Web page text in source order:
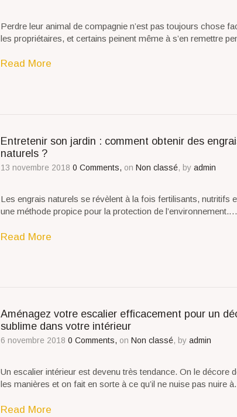
Perdre leur animal de compagnie n’est pas toujours chose
les propriétaires, et certains peinent même à s’en remettre
Read More
Entretenir son jardin : comment obtenir des
naturels ?
13 novembre 2018 0 Comments, on Non classé, by admin
Les engrais naturels se révèlent à la fois fertilisants, nutritifs
une méthode propice pour la protection de l’environnement.…
Read More
Aménagez votre escalier efficacement pour un
sublime dans votre intérieur
6 novembre 2018 0 Comments, on Non classé, by admin
Un escalier intérieur est devenu très tendance. On le décore
les manières et on fait en sorte à ce qu’il ne nuise pas nuire
Read More